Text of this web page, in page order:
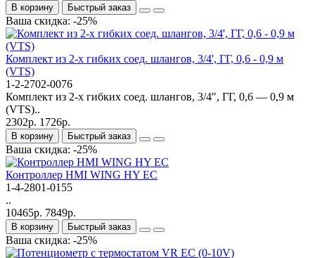
В корзину Быстрый заказ
Ваша скидка: -25%
Комплект из 2-х гибких соед. шлангов, 3/4', ГГ, 0,6 - 0,9 м
(VTS)
1-2-2702-0076
Комплект из 2-х гибких соед. шлангов, 3/4″, ГГ, 0,6 — 0,9 м
(VTS)..
2302р. 1726р.
В корзину Быстрый заказ
Ваша скидка: -25%
Контроллер HMI WING HY EC
1-4-2801-0155
..
10465р. 7849р.
В корзину Быстрый заказ
Ваша скидка: -25%